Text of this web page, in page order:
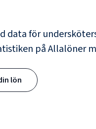
data för
på Allalöner
lön